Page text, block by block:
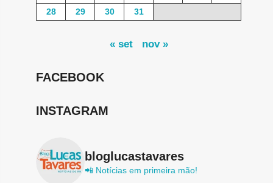
28
29 30 31
« set nov »
FACEBOOK
INSTAGRAM
bloglucastavares
📲 Notícias em primeira mão!